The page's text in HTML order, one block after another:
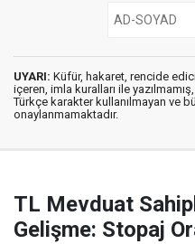
UYARI: Küfür, hakaret, rencide
içeren, imla kuralları ile yazılmamış,
Türkçe karakter kullanılmayan ve
onaylanmamaktadır.
TL Mevduat
Gelişme: Stopaj